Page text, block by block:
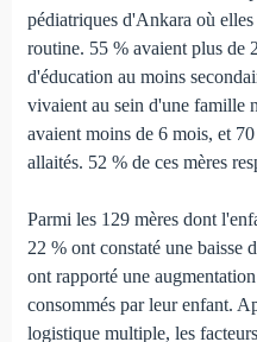
pédiatriques d'Ankara où
routine. 55 % avaient plus de
d'éducation au moins
vivaient au sein d'une famille
avaient moins de 6 mois, et
allaités. 52 % de ces mères
Parmi les 129 mères dont
22 % ont constaté une baisse
ont rapporté une
consommés par leur enfant.
logistique multiple, les